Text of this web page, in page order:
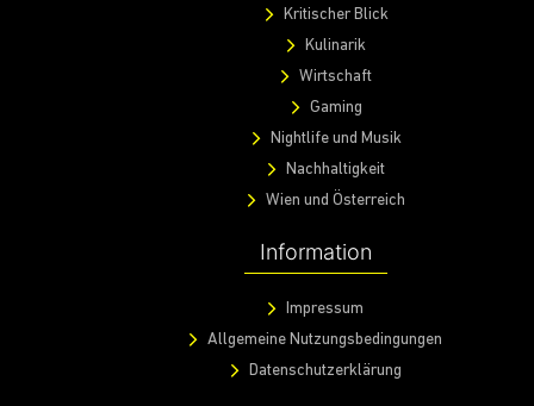
Kritischer Blick
Kulinarik
Wirtschaft
Gaming
Nightlife und Musik
Nachhaltigkeit
Wien und Österreich
Information
Impressum
Allgemeine Nutzungsbedingungen
Datenschutzerklärung